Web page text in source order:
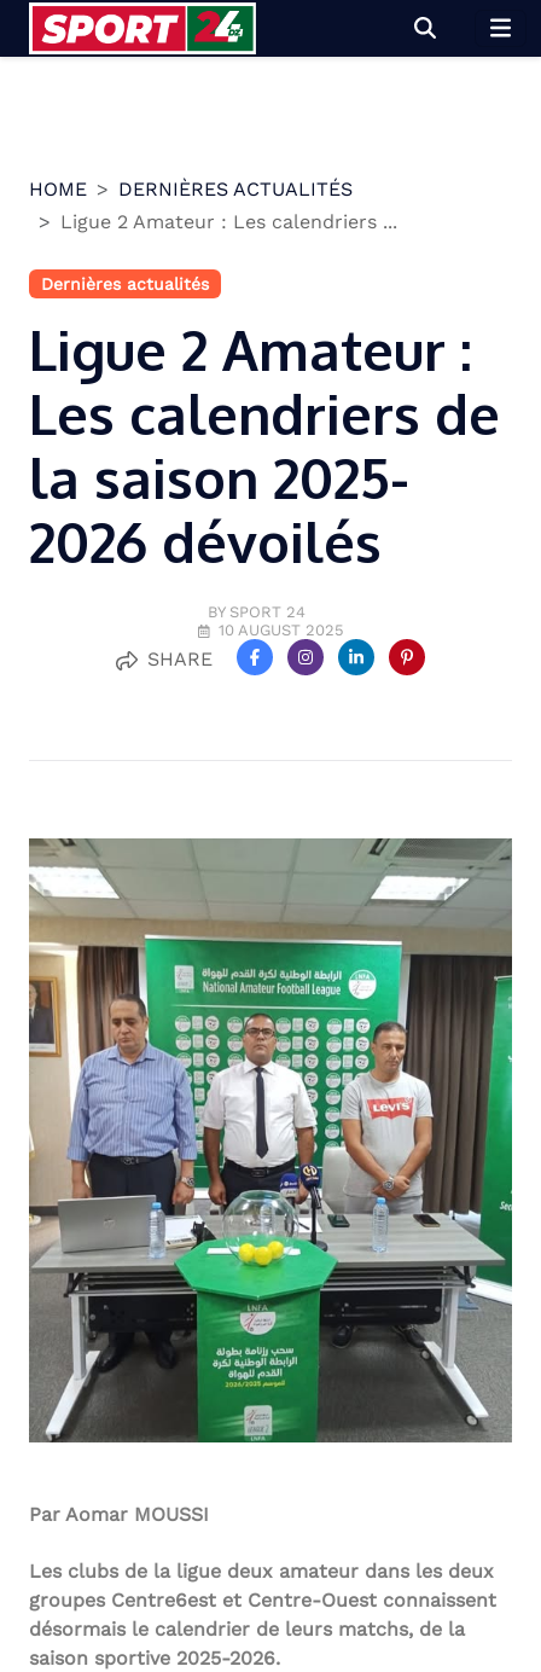
HOME
DERNIÈRES ACTUALITÉS
Ligue 2 Amateur : Les calendriers ...
Dernières actualités
Ligue 2 Amateur :
Les calendriers de
la saison 2025-
2026 dévoilés
BY SPORT 24
10 AUGUST 2025
SHARE
Par Aomar MOUSSI
Les clubs de la ligue deux amateur dans les deux
groupes Centre6est et Centre-Ouest connaissent
désormais le calendrier de leurs matchs, de la
saison sportive 2025-2026.